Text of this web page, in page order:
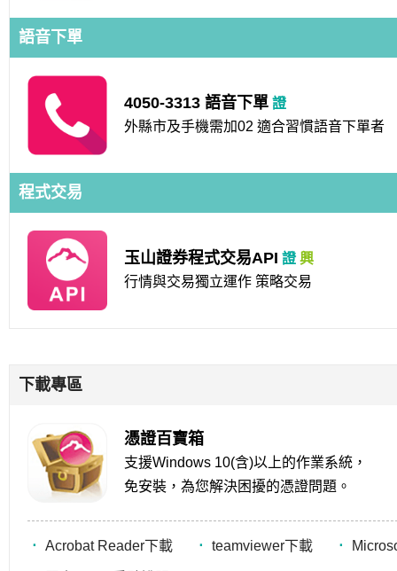
語音下單
4050-3313 語音下單
外縣市及手機需加02 適合習慣語音下單者
程式交易
玉山證券程式交易API
行情與交易獨立運作 策略交易
下載專區
憑證百寶箱
支援Windows 10(含)以上的作業系統，
免安裝，為您解決困擾的憑證問題。
Acrobat Reader下載 teamviewer下載